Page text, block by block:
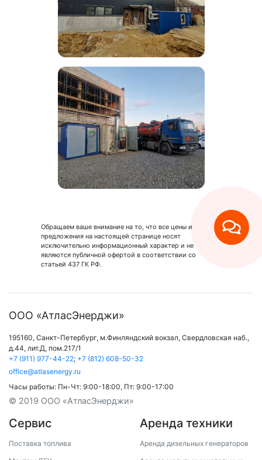
Обращаем ваше внимание на то, что все цены и
предложения на настоящей странице носят
исключительно информационный характер и не
являются публичной офертой в соответствии со
статьей 437 ГК РФ.
ООО «АтласЭнерджи»
195160, Санкт-Петербург, м.Финляндский вокзал, Свердловская наб.,
д.44, лит.Д, пом.217/1
+7 (911) 977-44-22; +7 (812) 608-50-32
office@atlasenergy.ru
Часы работы: Пн-Чт: 9:00-18:00, Пт: 9:00-17:00
© 2019 ООО «АтласЭнерджи»
Сервис
Поставка топлива
Аренда техники
Аренда дизельных генераторов